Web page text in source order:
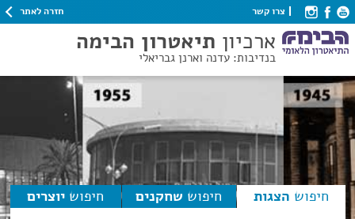
צרו קשר חזרה לאתר
ארכיון תיאטרון הבימה
בנדיבות: עדנה וארנן גבריאלי
חיפוש הצגות חיפוש שחקנים חיפוש יוצרים